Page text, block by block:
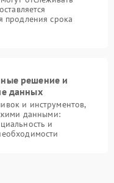
продления срока
решение и
данных
и инструментов,
данными:
и